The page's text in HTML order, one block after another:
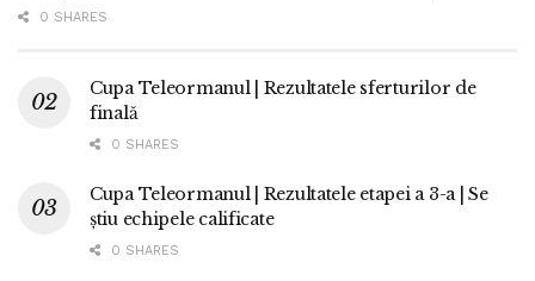
0 SHARES
Cupa Teleormanul | Rezultatele sferturilor de
finală
0 SHARES
Cupa Teleormanul | Rezultatele etapei a 3-a | Se
știu echipele calificate
0 SHARES